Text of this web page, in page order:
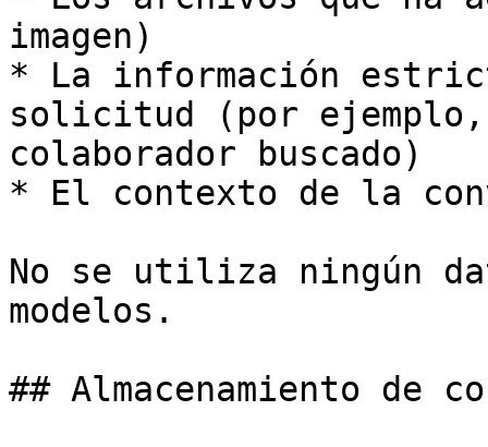
imagen)
* La información
solicitud (por ejemplo,
colaborador buscado)
* El contexto de la
No se utiliza ningún
modelos.
## Almacenamiento de